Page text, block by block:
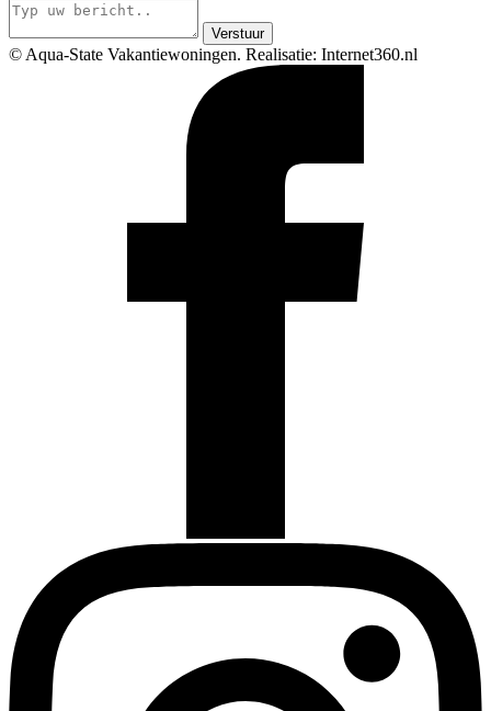
Verstuur
© Aqua-State Vakantiewoningen. Realisatie: Internet360.nl